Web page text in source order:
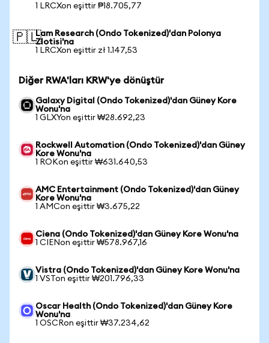
1 LRCXon eşittir ₱18.705,77
🇵🇱Lam Research (Ondo Tokenized)'dan Polonya
Zlotisi'na
1 LRCXon eşittir zł 1.147,53
Diğer RWA'ları KRW'ye dönüştür
Galaxy Digital (Ondo Tokenized)'dan Güney Kore
Wonu'na
1 GLXYon eşittir ₩28.692,23
Rockwell Automation (Ondo Tokenized)'dan Güney
Kore Wonu'na
1 ROKon eşittir ₩631.640,53
AMC Entertainment (Ondo Tokenized)'dan Güney
Kore Wonu'na
1 AMCon eşittir ₩3.675,22
Ciena (Ondo Tokenized)'dan Güney Kore Wonu'na
1 CIENon eşittir ₩578.967,16
Vistra (Ondo Tokenized)'dan Güney Kore Wonu'na
1 VSTon eşittir ₩201.796,33
Oscar Health (Ondo Tokenized)'dan Güney Kore
Wonu'na
1 OSCRon eşittir ₩37.234,62